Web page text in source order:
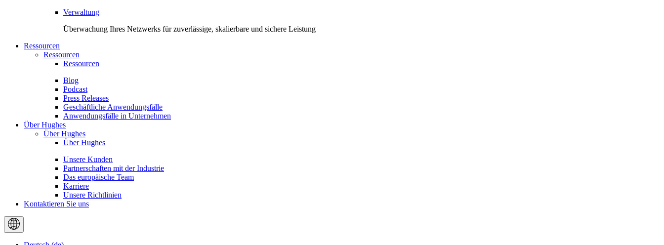
Verwaltung
Überwachung Ihres Netzwerks für zuverlässige, skalierbare und sichere Leistung
Ressourcen
Ressourcen
Ressourcen
Blog
Podcast
Press Releases
Geschäftliche Anwendungsfälle
Anwendungsfälle in Unternehmen
Über Hughes
Über Hughes
Über Hughes
Unsere Kunden
Partnerschaften mit der Industrie
Das europäische Team
Karriere
Unsere Richtlinien
Kontaktieren Sie uns